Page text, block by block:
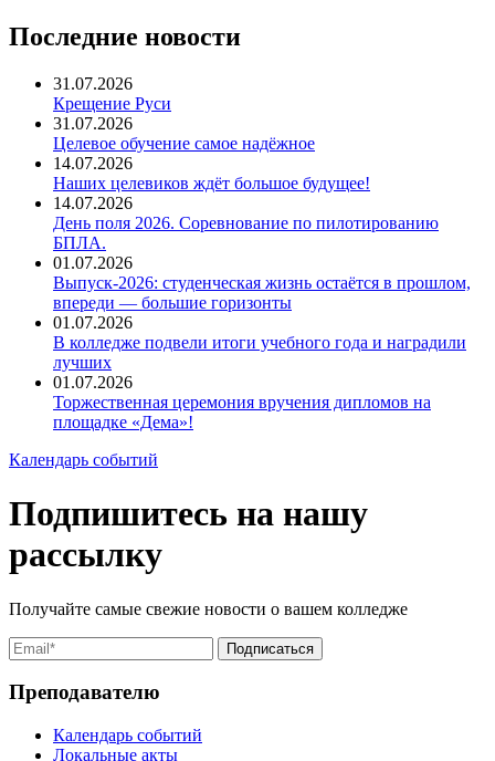
Последние новости
31.07.2026
Крещение Руси
31.07.2026
Целевое обучение самое надёжное
14.07.2026
Наших целевиков ждёт большое будущее!
14.07.2026
День поля 2026. Соревнование по пилотированию
БПЛА.
01.07.2026
Выпуск-2026: студенческая жизнь остаётся в прошлом,
впереди — большие горизонты
01.07.2026
В колледже подвели итоги учебного года и наградили
лучших
01.07.2026
Торжественная церемония вручения дипломов на
площадке «Дема»!
Календарь событий
Подпишитесь на нашу
рассылку
Получайте самые свежие новости о вашем колледже
Преподавателю
Календарь событий
Локальные акты